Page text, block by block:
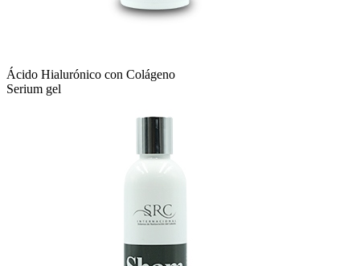
Ácido Hialurónico con Colágeno
Serium gel